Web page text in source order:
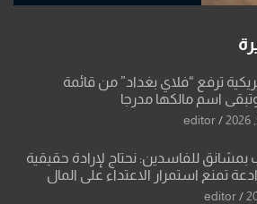
ترفع “فلاي بغداد” من قائمة
اسم مالكها مدرجا
editor
بمشانق للفاسدين: نحتاج لإرادة حقيقية
تمنع استمرار الاعتداء على المال
editor